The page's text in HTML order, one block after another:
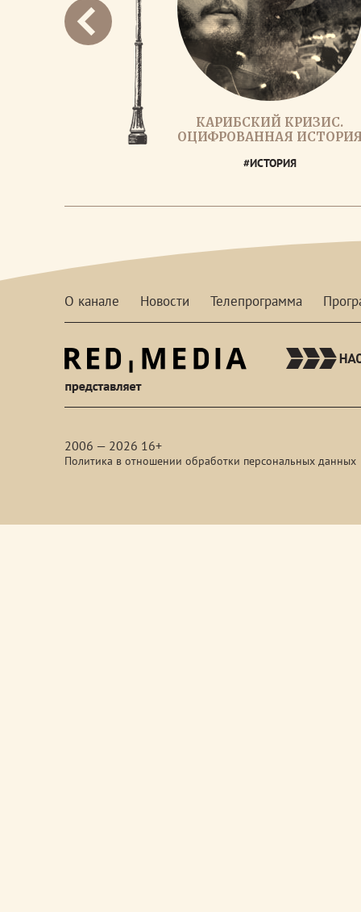
КАРИБСКИЙ КРИЗИС.
ОЦИФРОВАННАЯ
#ИСТОРИЯ
О канале Новости Телепрограмма
2006 — 2026 16+
Политика в отношении обработки персональных данных